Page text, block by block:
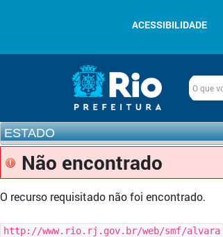
ACESSIBILIDADE
Navegação
www.rio.rj.gov.br
Estado
ESTADO
Não encontrado
O recurso requisitado não foi encontrado.
http://www.rio.rj.gov.br/web/smf/alvara